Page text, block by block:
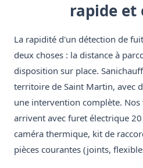
rapide et
La rapidité d'un détection de
deux choses : la distance à
disposition sur place.
territoire de Saint Martin, avec
une intervention complète.
arrivent avec furet électrique
caméra thermique, kit de
pièces courantes (joints,